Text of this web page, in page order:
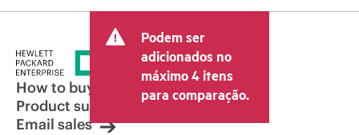
Podem ser
adicionados no
máximo 4 itens
para comparação.
How to buy
Product support
Email sales